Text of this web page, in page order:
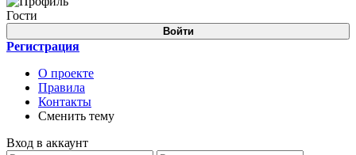
Гости
Войти
Регистрация
О проекте
Правила
Контакты
Сменить тему
Вход в аккаунт